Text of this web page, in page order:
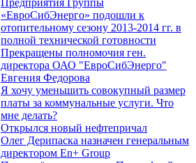
Предприятия Группы
«ЕвроСибЭнерго» подошли к
отопительному сезону 2013-2014 гг. в
полной технической готовности
Прекращены полномочия ген.
директора ОАО "ЕвроСибЭнерго"
Евгения Федорова
Я хочу уменьшить совокупный размер
платы за коммунальные услуги. Что
мне делать?
Открылся новый нефтепричал
Олег Дерипаска назначен генеральным
директором En+ Group